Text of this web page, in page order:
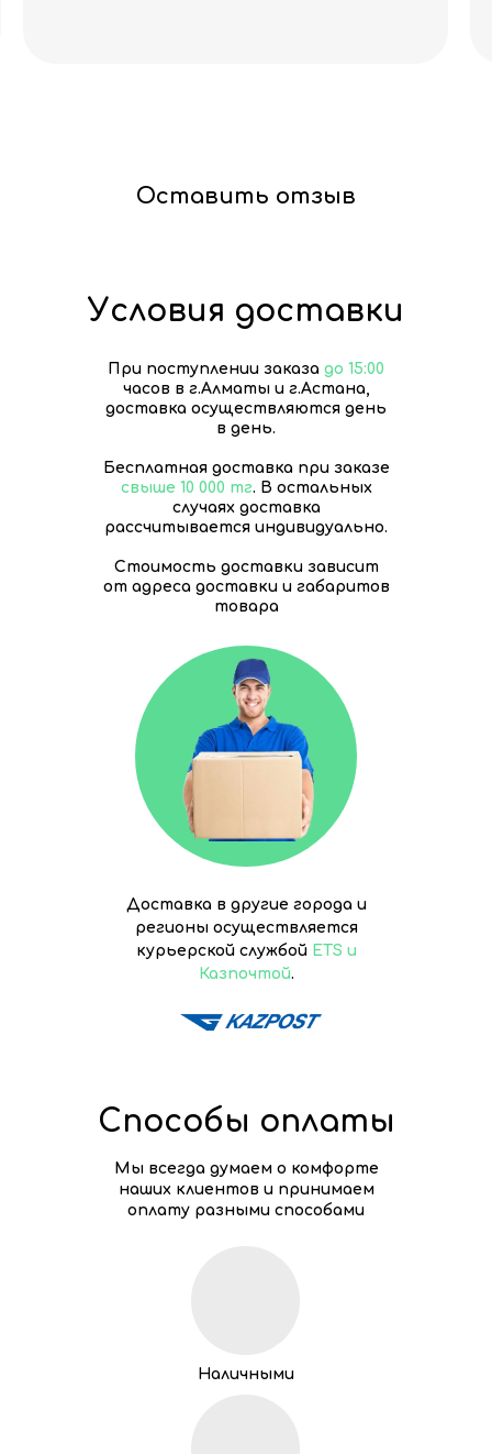
Оставить отзыв
При поступлении заказа до 15:00
часов в г.Алматы и г.Астана,
доставка осуществляются день
в день.
Бесплатная доставка при заказе
свыше 10 000 тг. В остальных
случаях доставка
рассчитывается индивидуально.
Стоимость доставки зависит
от адреса доставки и габаритов
товара
Доставка в другие города и
регионы осуществляется
курьерской службой ETS и
Казпочтой.
Условия доставки
Наличными
Способы оплаты
Мы всегда думаем о комфорте
наших клиентов и принимаем
оплату разными способами